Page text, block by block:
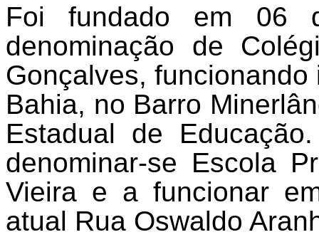
Foi fundado em 06
denominação de
Gonçalves,
Bahia, no Barro
Estadual de
denominar-se Escola
Vieira e a funcionar
atual Rua Oswaldo